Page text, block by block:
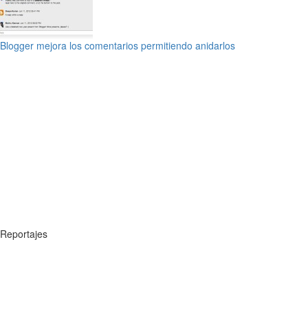
Blogger mejora los comentarios permitiendo anidarlos
Reportajes